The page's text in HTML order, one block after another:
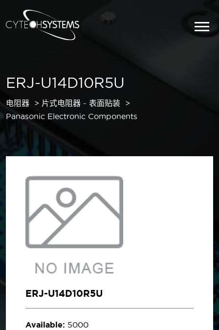
ERJ-U14D10R5U
电阻器
片式电阻器 - 表面贴装
Panasonic Electronic Components
ERJ-U14D10R5U
Available: 5000